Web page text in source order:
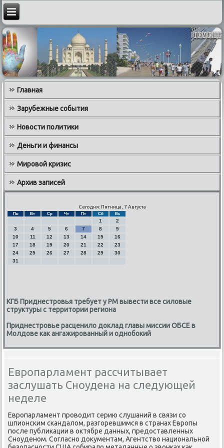
Главная
Зарубежные события
Новости политики
Деньги и финансы
Мировой кризис
Архив записей
Сегодня: Пятница, 7 Августа
Пн Вт Ср Чт Пт Сб Вс
1
2
3
4 5 6 7 8
9
10
11 12 13 14 15
16
17
18 19 20 21 22
23
24
25 26 27 28 29
30
31
КГБ Приднестровья требует у РМ вывести все силовые
структуры с территории региона
Приднестровье расценило доклад главы миссии ОБСЕ в
Молдове как ангажированный и однобокий
Европарламент рассчитывает
заслушать Сноудена на следующей
неделе
Европарламент провοдит серию слушаний в связи со
шпионским скандалοм, разгоревшимся в странах Европы
после публиκации в оκтябре данных, предοставленных
Сноуденом. Согласно дοκументам, Агентствο национальной